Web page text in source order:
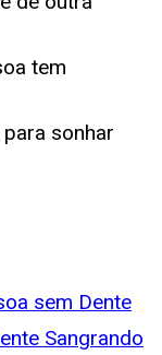
tem
sonhar
sem Dente
Sangrando